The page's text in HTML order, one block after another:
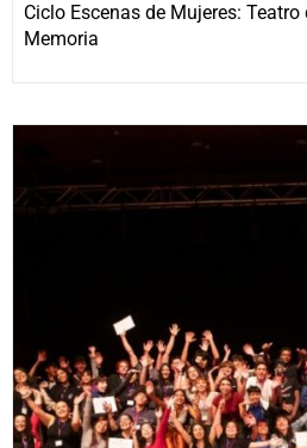
Ciclo Escenas de Mujeres:
Memoria